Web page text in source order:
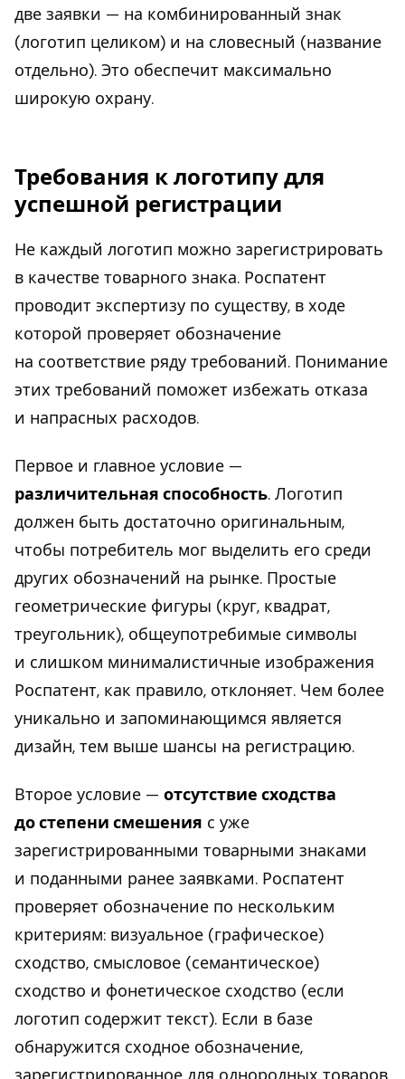
две заявки — на комбинированный знак
(логотип целиком) и на словесный (название
отдельно). Это обеспечит максимально
широкую охрану.
Требования к логотипу для
успешной регистрации
Не каждый логотип можно зарегистрировать
в качестве товарного знака. Роспатент
проводит экспертизу по существу, в ходе
которой проверяет обозначение
на соответствие ряду требований. Понимание
этих требований поможет избежать отказа
и напрасных расходов.
Первое и главное условие —
различительная способность. Логотип
должен быть достаточно оригинальным,
чтобы потребитель мог выделить его среди
других обозначений на рынке. Простые
геометрические фигуры (круг, квадрат,
треугольник), общеупотребимые символы
и слишком минималистичные изображения
Роспатент, как правило, отклоняет. Чем более
уникально и запоминающимся является
дизайн, тем выше шансы на регистрацию.
Второе условие — отсутствие сходства
до степени смешения с уже
зарегистрированными товарными знаками
и поданными ранее заявками. Роспатент
проверяет обозначение по нескольким
критериям: визуальное (графическое)
сходство, смысловое (семантическое)
сходство и фонетическое сходство (если
логотип содержит текст). Если в базе
обнаружится сходное обозначение,